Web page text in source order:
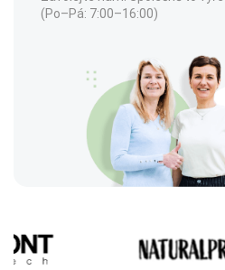
(Po–Pá: 7:00–16:00)